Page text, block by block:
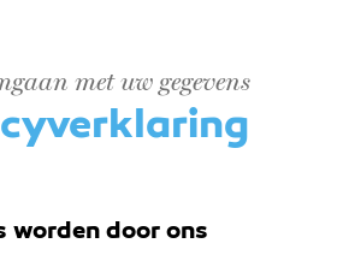
met uw gegevens
worden door ons